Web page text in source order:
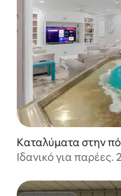
Καταλύματα στην
Ιδανικό για παρέες.